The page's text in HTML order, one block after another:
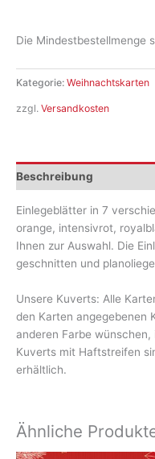
Die Mindestbestellmenge
Kategorie: Weihnachtskarten
zzgl. Versandkosten
Beschreibung
Einlegeblätter in 7
orange, intensivrot,
Ihnen zur Auswahl. Die
geschnitten und
Unsere Kuverts: Alle
den Karten angegebenen
anderen Farbe
Kuverts mit Haftstreifen
erhältlich.
Ähnliche